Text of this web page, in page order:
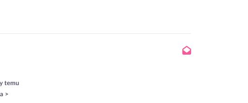
temu
>